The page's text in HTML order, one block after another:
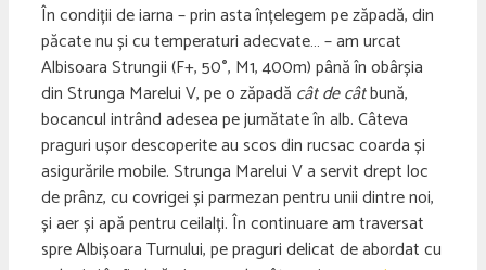
În condiții de iarna – prin asta înțelegem pe zăpadă, din
păcate nu și cu temperaturi adecvate… – am urcat
Albisoara Strungii (F+, 50°, M1, 400m) până în obârșia
din Strunga Marelui V, pe o zăpadă cât de câtbună,
bocancul intrând adesea pe jumătate în alb. Câteva
praguri ușor descoperite au scos din rucsac coarda și
asigurările mobile. Strunga Marelui V a servit drept loc
de prânz, cu covrigei și parmezan pentru unii dintre noi,
și aer și apă pentru ceilalți. În continuare am traversat
spre Albișoara Turnului, pe praguri delicat de abordat cu